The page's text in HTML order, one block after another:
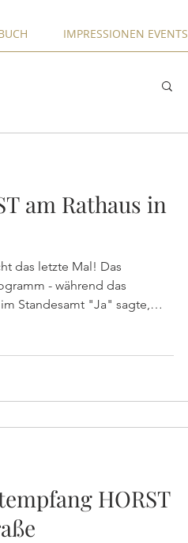
IMPRESSIONEN EVENTS
am Rathaus in
letzte Mal! Das
- während das
Standesamt "Ja" sagte,
Standesamtes nach
Frage, die wir uns
stellten: Warum waren wir
HORST